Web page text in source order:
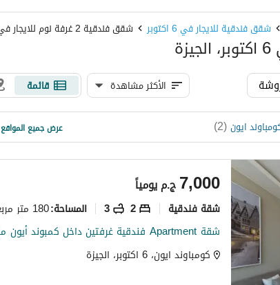
شقق فندقية للايجار في 6 اكتوبر شقق فندقية 2 غرفة نوم للايجار في 6 اكتوبر
الأكثر مشاهدة قائمة
ايون(
2
) كومباوند دريم لاند
(
1
)
عرض جميع المواقع
ج.م7,000 يومياً
شقة فندقية 2
3 المساحة:180 متر مربع
كومباوند ايون، 6 اكتوبر، الجيزة